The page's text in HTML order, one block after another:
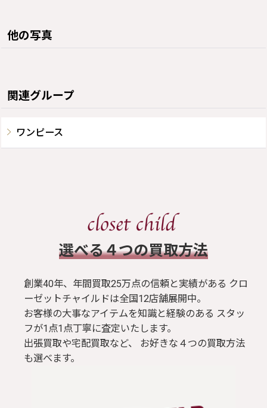
他の写真
関連グループ
ワンピース
​選べる４つの買取方法
創業40年、年間買取25万点の信頼と実績がある クロ
ーゼットチャイルドは全国12店舗展開中。
お客様の大事なアイテムを知識と経験のある スタッ
フが1点1点丁寧に査定いたします。
出張買取や宅配買取など、 お好きな４つの買取方法
も選べます。